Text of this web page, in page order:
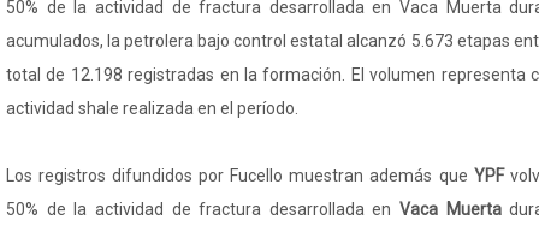
50% de la actividad de fractura desarrollada en Vaca Muerta
acumulados, la petrolera bajo control estatal alcanzó 5.673 etapas
total de 12.198 registradas en la formación. El volumen representa
actividad shale realizada en el período.
Los registros difundidos por Fucello muestran además que YPF
50% de la actividad de fractura desarrollada enVaca Muerta